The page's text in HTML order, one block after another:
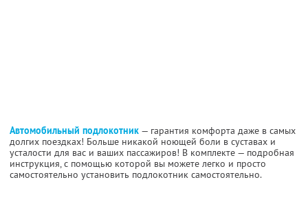
Автомобильный подлокотник — гарантия комфорта даже в самых
долгих поездках! Больше никакой ноющей боли в суставах и
усталости для вас и ваших пассажиров! В комплекте — подробная
инструкция, с помощью которой вы можете легко и просто
самостоятельно установить подлокотник самостоятельно.